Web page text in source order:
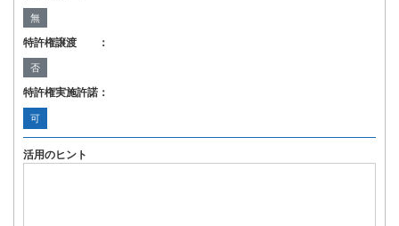
無
特許権譲渡 ：
否
特許権実施許諾：
可
活用のヒント